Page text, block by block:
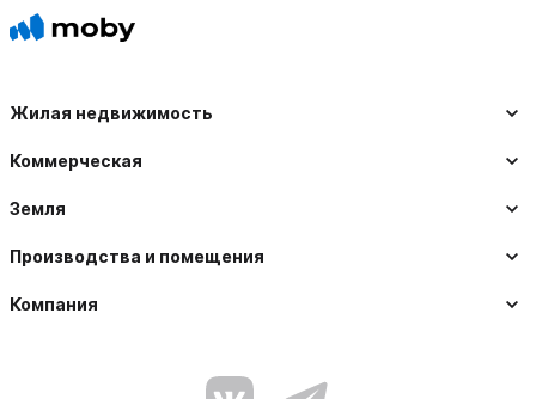
Жилая недвижимость
Коммерческая
Земля
Производства и помещения
Компания